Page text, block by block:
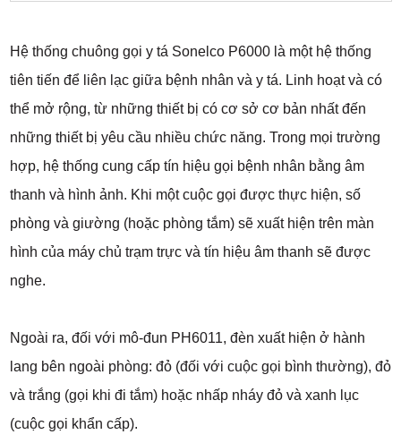
Hệ thống chuông gọi y tá Sonelco P6000 là một hệ thống
tiên tiến để liên lạc giữa bệnh nhân và y tá. Linh hoạt và có
thể mở rộng, từ những thiết bị có cơ sở cơ bản nhất đến
những thiết bị yêu cầu nhiều chức năng. Trong mọi trường
hợp, hệ thống cung cấp tín hiệu gọi bệnh nhân bằng âm
thanh và hình ảnh. Khi một cuộc gọi được thực hiện, số
phòng và giường (hoặc phòng tắm) sẽ xuất hiện trên màn
hình của máy chủ trạm trực và tín hiệu âm thanh sẽ được
nghe.
Ngoài ra, đối với mô-đun PH6011, đèn xuất hiện ở hành
lang bên ngoài phòng: đỏ (đối với cuộc gọi bình thường), đỏ
và trắng (gọi khi đi tắm) hoặc nhấp nháy đỏ và xanh lục
(cuộc gọi khẩn cấp).